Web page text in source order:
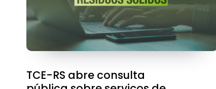
TCE-RS abre consulta